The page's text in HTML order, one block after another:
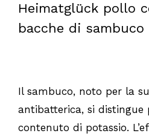
Heimatglück pollo
bacche di sambuco
Il sambuco, noto per la
antibatterica, si distingue
contenuto di potassio.